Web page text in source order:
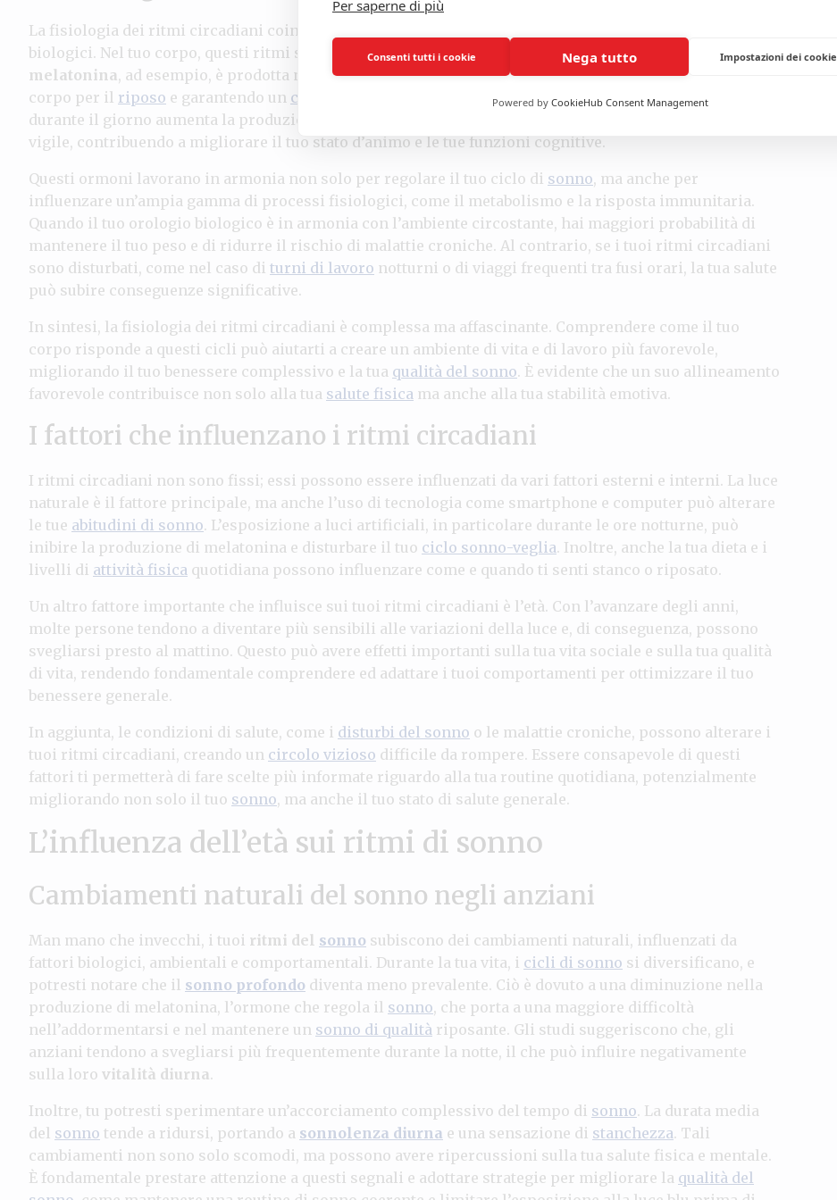
La fisiologia dei ritmi circadiani coinvolge cronobiologia, il ramo della biologia che studia i ritmi
biologici. Nel tuo corpo, questi ritmi sono associati all’attività di diversi ormoni e neurotrasmettitori. La
melatonina, ad esempio, è prodotta nella ghiandola pineale in risposta all’oscurità, preparando il tuo
corpo per il riposo e garantendo un ciclo sonno-veglia
sano. D’altra parte, l’esposizione alla luce
durante il giorno aumenta la produzione di
vigile, contribuendo a migliorare il tuo stato d’animo e le tue funzioni cognitive.
Questi ormoni lavorano in armonia non solo per regolare il tuo ciclo di sonno, ma anche per
influenzare un’ampia gamma di processi fisiologici, come il metabolismo e la risposta immunitaria.
Quando il tuo orologio biologico è in armonia con l’ambiente circostante, hai maggiori probabilità di
mantenere il tuo peso e di ridurre il rischio di malattie croniche. Al contrario, se i tuoi ritmi circadiani
sono disturbati, come nel caso di turni di lavoro notturni o di viaggi frequenti tra fusi orari, la tua salute
può subire conseguenze significative.
In sintesi, la fisiologia dei ritmi circadiani è complessa ma affascinante. Comprendere come il tuo
corpo risponde a questi cicli può aiutarti a creare un ambiente di vita e di lavoro più favorevole,
migliorando il tuo benessere complessivo e la tua qualità del sonno. È evidente che un suo allineamento
favorevole contribuisce non solo alla tua salute fisica ma anche alla tua stabilità emotiva.
I fattori che influenzano i ritmi circadiani
I ritmi circadiani non sono fissi; essi possono essere influenzati da vari fattori esterni e interni. La luce
naturale è il fattore principale, ma anche l’uso di tecnologia come smartphone e computer può alterare
le tue abitudini di sonno. L’esposizione a luci artificiali, in particolare durante le ore notturne, può
inibire la produzione di melatonina e disturbare il tuo ciclo sonno-veglia. Inoltre, anche la tua dieta e i
livelli di attività fisica quotidiana possono influenzare come e quando ti senti stanco o riposato.
Un altro fattore importante che influisce sui tuoi ritmi circadiani è l’età. Con l’avanzare degli anni,
molte persone tendono a diventare più sensibili alle variazioni della luce e, di conseguenza, possono
svegliarsi presto al mattino. Questo può avere effetti importanti sulla tua vita sociale e sulla tua qualità
di vita, rendendo fondamentale comprendere ed adattare i tuoi comportamenti per ottimizzare il tuo
benessere generale.
In aggiunta, le condizioni di salute, come i disturbi del sonno o le malattie croniche, possono alterare i
tuoi ritmi circadiani, creando un circolo vizioso difficile da rompere. Essere consapevole di questi
fattori ti permetterà di fare scelte più informate riguardo alla tua routine quotidiana, potenzialmente
migliorando non solo il tuo sonno, ma anche il tuo stato di salute generale.
L’influenza dell’età sui ritmi di sonno
Cambiamenti naturali del sonno negli anziani
Man mano che invecchi, i tuoi ritmi del sonno subiscono dei cambiamenti naturali, influenzati da
fattori biologici, ambientali e comportamentali. Durante la tua vita, i cicli di sonno si diversificano, e
potresti notare che il sonno profondo diventa meno prevalente. Ciò è dovuto a una diminuzione nella
produzione di melatonina, l’ormone che regola il sonno, che porta a una maggiore difficoltà
nell’addormentarsi e nel mantenere un sonno di qualità riposante. Gli studi suggeriscono che, gli
anziani tendono a svegliarsi più frequentemente durante la notte, il che può influire negativamente
sulla loro vitalità diurna.
Inoltre, tu potresti sperimentare un’accorciamento complessivo del tempo di sonno. La durata media
del sonno tende a ridursi, portando a sonnolenza diurna e una sensazione di stanchezza. Tali
cambiamenti non sono solo scomodi, ma possono avere ripercussioni sulla tua salute fisica e mentale.
È fondamentale prestare attenzione a questi segnali e adottare strategie per migliorare la qualità del
Per saperne di più
Consenti tutti i cookie Nega tutto Impostazioni dei cookie
Powered by CookieHub Consent Management